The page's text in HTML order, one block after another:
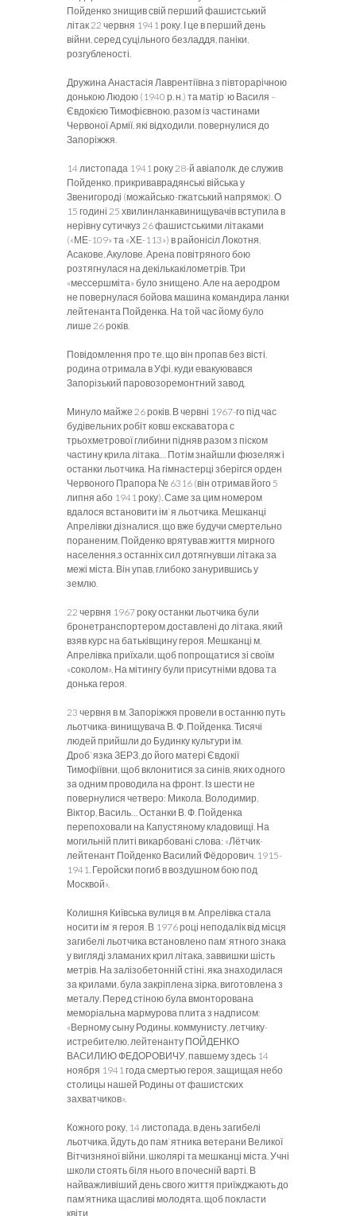
Пойденко знищив свій перший фашистський
літак 22 червня 1941 року. І це в перший день
війни, серед суцільного безладдя, паніки,
розгубленості.
Дружина Анастасія Лаврентіївна з півторарічною
донькою Людою (1940 р. н.) та матір`ю Василя –
Євдокією Тимофієвною, разом із частинами
Червоної Армії, які відходили, повернулися до
Запоріжжя.
14 листопада 1941 року 28-й авіаполк, де служив
Пойденко, прикриваврадянські війська у
Звенигороді (можайсько-гжатський напрямок). О
15 годині 25 хвилинланкавинищувачів вступила в
нерівну сутичкуз 26 фашистськими літаками
(«МЕ-109» та «ХЕ-113») в районісіл Локотня,
Асакове, Акулове. Арена повітряного бою
розтягнулася на декількакілометрів. Три
«мессершміта» було знищено. Але на аеродром
не повернулася бойова машина командира ланки
лейтенанта Пойденка. На той час йому було
лише 26 років.
Повідомлення про те, що він пропав без вісті,
родина отримала в Уфі, куди евакуювався
Запорізький паровозоремонтний завод.
Минуло майже 26 років. В червні 1967-го під час
будівельних робіт ковш екскаватора с
трьохметрової глибини підняв разом з піском
частину крила літака… Потім знайшли фюзеляж і
останки льотчика. На гімнастерці зберігся орден
Червоного Прапора № 6316 (він отримав його 5
липня або 1941 року). Саме за цим номером
вдалося встановити ім`я льотчика. Мешканці
Апрелівки дізналися, що вже будучи смертельно
пораненим, Пойденко врятував життя мирного
населення,з останніх сил дотягнувши літака за
межі міста. Він упав, глибоко занурившись у
землю.
22 червня 1967 року останки льотчика були
бронетранспортером доставлені до літака, який
взяв курс на батьківщину героя. Мешканці м.
Апрелівка приїхали, щоб попрощатися зі своїм
«соколом». На мітингу були присутніми вдова та
донька героя.
23 червня в м. Запоріжжя провели в останню путь
льотчика-винищувача В. Ф. Пойденка. Тисячі
людей прийшли до Будинку культури ім.
Дроб`язка ЗЕРЗ, до його матері Євдокії
Тимофіївни, щоб вклонитися за синів, яких одного
за одним проводила на фронт. Із шести не
повернулися четверо: Микола, Володимир,
Віктор, Василь… Останки В. Ф. Пойденка
перепоховали на Капустяному кладовищі. На
могильній плиті викарбовані слова: «Лётчик-
лейтенант Пойденко Василий Фёдорович. 1915-
1941. Геройски погиб в воздушном бою под
Москвой».
Колишня Київська вулиця в м. Апрелівка стала
носити ім`я героя. В 1976 році неподалік від місця
загибелі льотчика встановлено пам`ятного знака
у вигляді зламаних крил літака, заввишки шість
метрів. На залізобетонній стіні, яка знаходилася
за крилами, була закріплена зірка, виготовлена з
металу. Перед стіною була вмонторована
меморіальна мармурова плита з надписом:
«Верному сыну Родины, коммунисту, летчику-
истребителю, лейтенанту ПОЙДЕНКО
ВАСИЛИЮ ФЕДОРОВИЧУ, павшему здесь 14
ноября 1941 года смертью героя, защищая небо
столицы нашей Родины от фашистских
захватчиков».
Кожного року, 14 листопада, в день загибелі
льотчика, йдуть до пам`ятника ветерани Великої
Вітчизняної війни, школярі та мешканці міста. Учні
школи стоять біля нього в почесній варті. В
найважливіший день свого життя приїжджають до
пам’ятника щасливі молодята, щоб покласти
квіти.